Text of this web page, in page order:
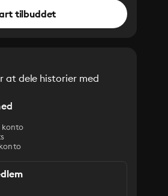
tilbuddet
at dele historier med
konto